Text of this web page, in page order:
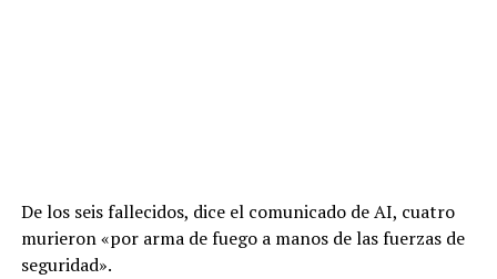
De los seis fallecidos, dice el comunicado de AI, cuatro
murieron «por arma de fuego a manos de las fuerzas de
seguridad».